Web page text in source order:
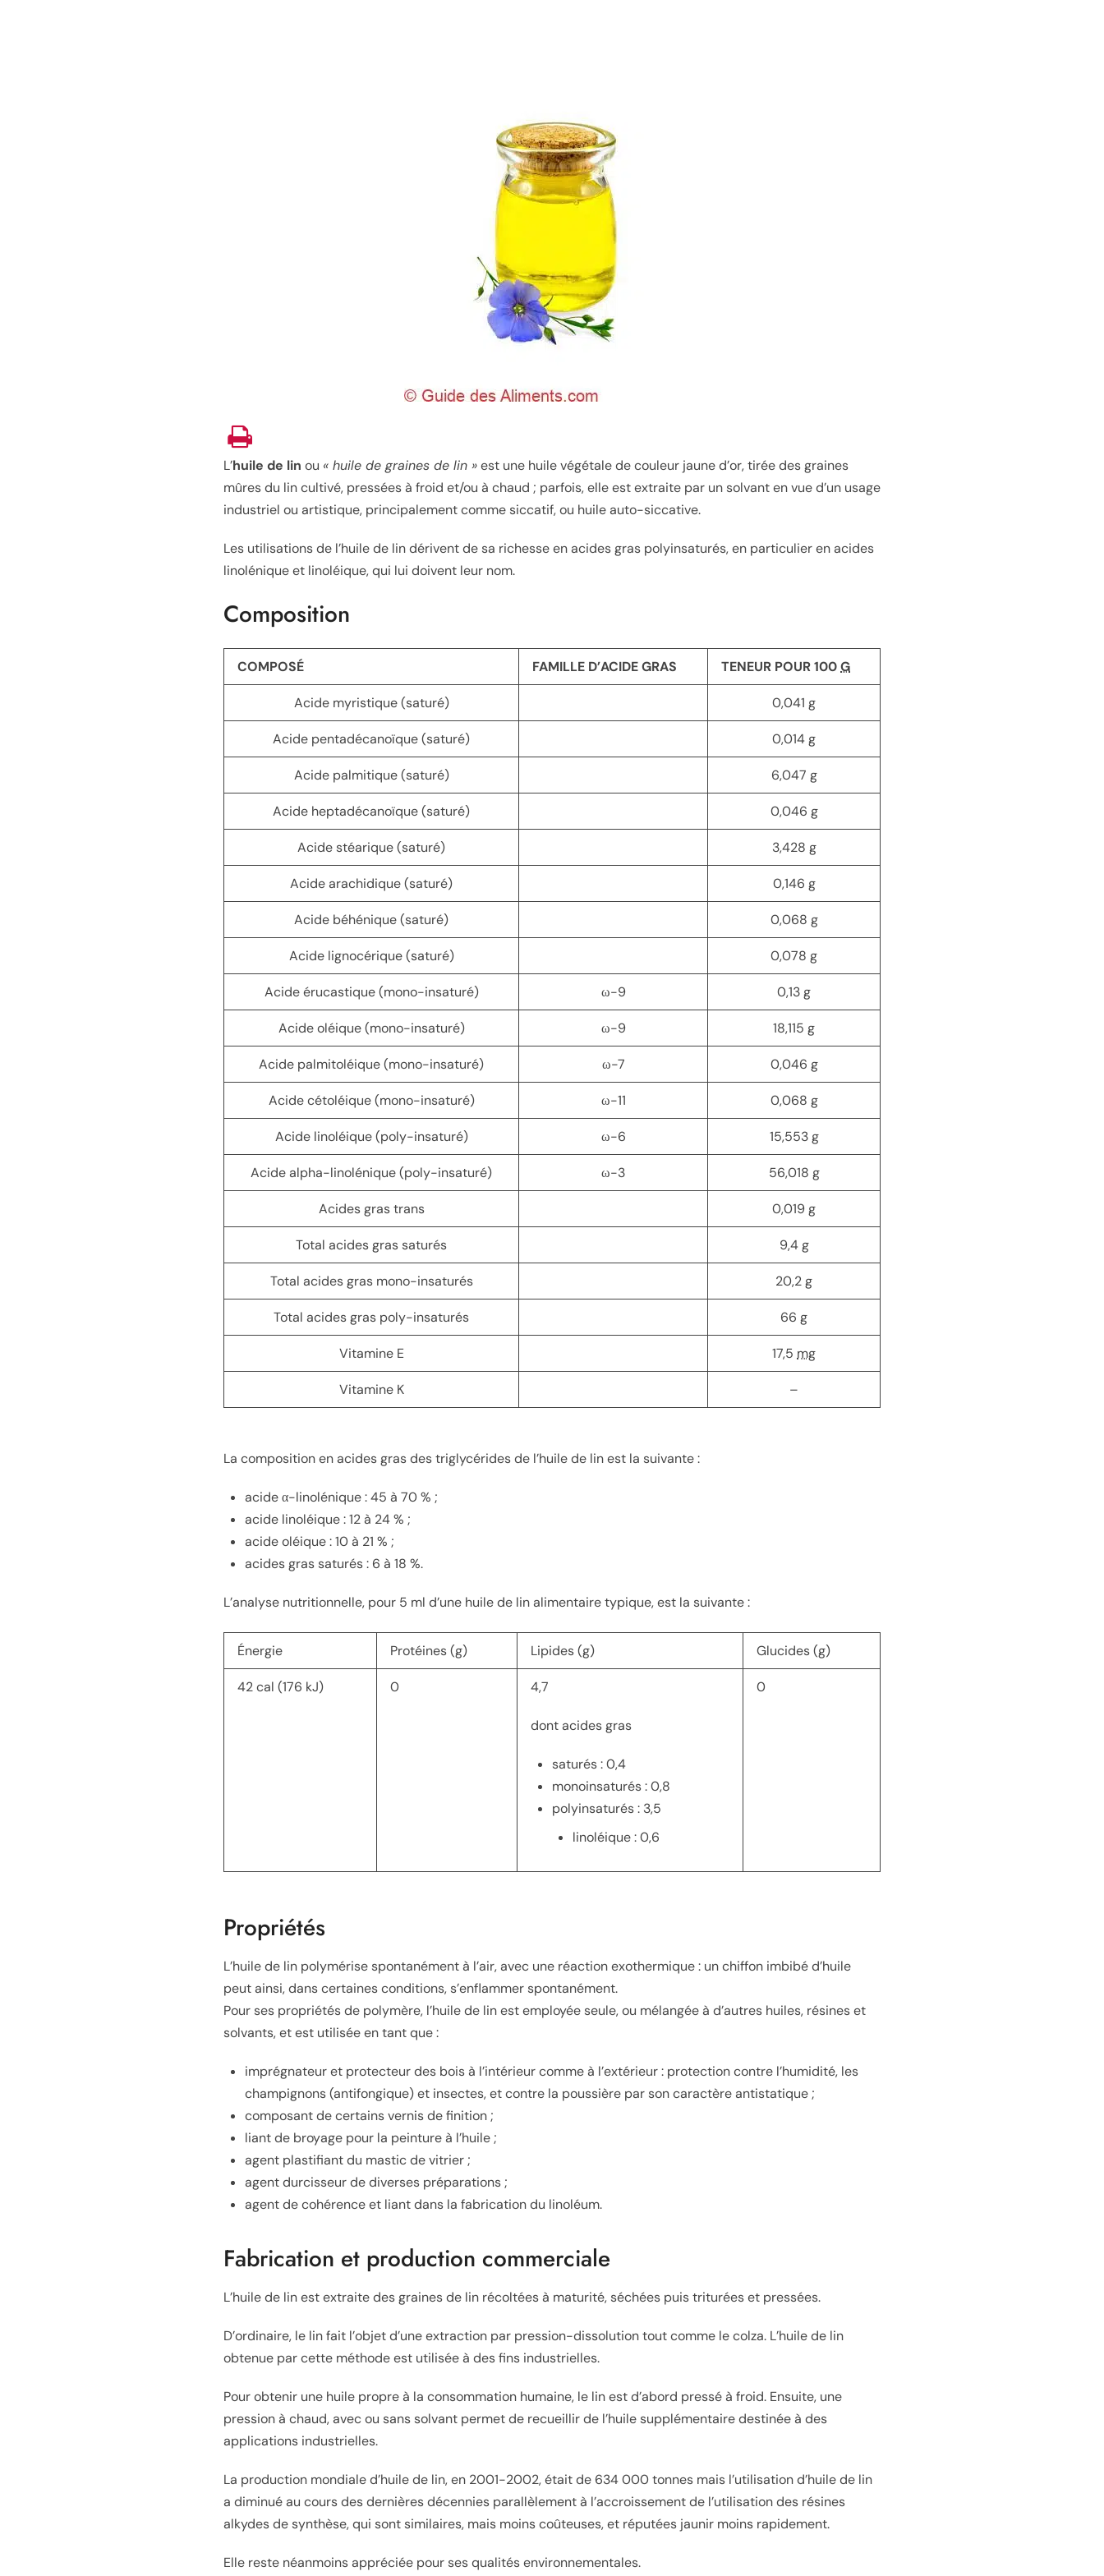
L’huile de lin ou « huile de graines de lin »est une huile végétale de couleur jaune d’or, tirée des graines
mûres du lin cultivé, pressées à froid et/ou à chaud ; parfois, elle est extraite par un solvant en vue d’un usage
industriel ou artistique, principalement comme siccatif, ou huile auto-siccative.
Les utilisations de l’huile de lin dérivent de sa richesse en acides gras polyinsaturés, en particulier en acides
linolénique et linoléique, qui lui doivent leur nom.
Composition
COMPOSÉ FAMILLE D’ACIDE GRAS TENEUR POUR 100G
Acide myristique (saturé) 0,041 g
Acide pentadécanoïque (saturé) 0,014g
Acide palmitique (saturé) 6,047 g
Acide heptadécanoïque (saturé) 0,046 g
Acide stéarique (saturé) 3,428 g
Acide arachidique (saturé) 0,146 g
Acide béhénique (saturé) 0,068 g
Acide lignocérique (saturé) 0,078 g
Acide érucastique (mono-insaturé) ω-9 0,13g
Acide oléique (mono-insaturé) ω-9 18,115 g
Acide palmitoléique (mono-insaturé) ω-7 0,046 g
Acide cétoléique (mono-insaturé) ω-11 0,068 g
Acide linoléique (poly-insaturé) ω-6 15,553g
Acide alpha-linolénique (poly-insaturé) ω-3 56,018 g
Acides gras trans 0,019g
Total acides gras saturés 9,4g
Total acides gras mono-insaturés 20,2g
Total acides gras poly-insaturés 66 g
Vitamine E 17,5 mg
Vitamine K –
La composition en acides gras des triglycérides de l’huile de lin est la suivante :
acide α-linolénique : 45 à 70 % ;
acide linoléique : 12 à 24 % ;
acide oléique : 10 à 21 % ;
acides gras saturés : 6 à 18 %.
L’analyse nutritionnelle, pour 5 ml d’une huile de lin alimentaire typique, est la suivante :
Énergie Protéines (g) Lipides (g) Glucides (g)
42 cal (176 kJ) 0 4,7
dont acides gras
saturés : 0,4
monoinsaturés : 0,8
polyinsaturés : 3,5
linoléique : 0,6
0
Propriétés
L’huile de lin polymérise spontanément à l’air, avec une réaction exothermique : un chiffon imbibé d’huile
peut ainsi, dans certaines conditions, s’enflammer spontanément.
Pour ses propriétés de polymère, l’huile de lin est employée seule, ou mélangée à d’autres huiles, résines et
solvants, et est utilisée en tant que :
imprégnateur et protecteur des bois à l’intérieur comme à l’extérieur : protection contre l’humidité, les
champignons (antifongique) et insectes, et contre la poussière par son caractère antistatique ;
composant de certains vernis de finition ;
liant de broyage pour la peinture à l’huile ;
agent plastifiant du mastic de vitrier ;
agent durcisseur de diverses préparations ;
agent de cohérence et liant dans la fabrication du linoléum.
Fabrication et production commerciale
L’huile de lin est extraite des graines de lin récoltées à maturité, séchées puis triturées et pressées.
D’ordinaire, le lin fait l’objet d’une extraction par pression-dissolution tout comme le colza. L’huile de lin
obtenue par cette méthode est utilisée à des fins industrielles.
Pour obtenir une huile propre à la consommation humaine, le lin est d’abord pressé à froid. Ensuite, une
pression à chaud, avec ou sans solvant permet de recueillir de l’huile supplémentaire destinée à des
applications industrielles.
La production mondiale d’huile de lin, en 2001-2002, était de 634 000 tonnes mais l’utilisation d’huile de lin
a diminué au cours des dernières décennies parallèlement à l’accroissement de l’utilisation des résines
alkydes de synthèse, qui sont similaires, mais moins coûteuses, et réputées jaunir moins rapidement.
Elle reste néanmoins appréciée pour ses qualités environnementales.